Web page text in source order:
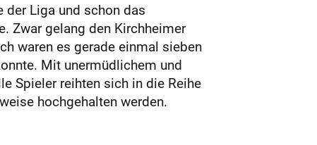
Liga und schon das
Zwar gelang den Kirchheimer
waren es gerade einmal sieben
Mit unermüdlichem und
Spieler reihten sich in die Reihe
hochgehalten werden.